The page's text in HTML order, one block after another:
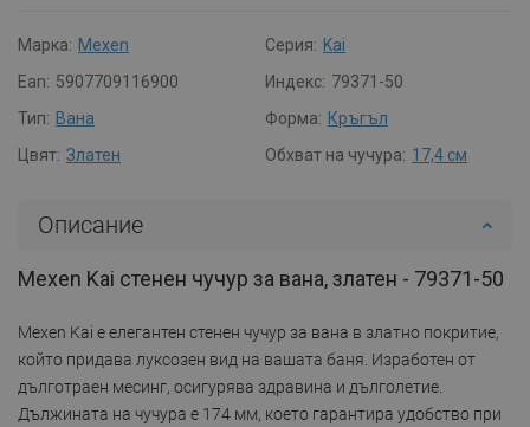
Марка: Mexen Серия: Kai
Ean: 5907709116900 Индекс: 79371-50
Тип: Вана Форма: Кръгъл
Цвят: Златен Обхват на чучура: 17,4 см
Описание
Mexen Kai стенен чучур за вана, златен - 79371-50
Mexen Kai е елегантен стенен чучур за вана в златно покритие,
който придава луксозен вид на вашата баня. Изработен от
дълготраен месинг, осигурява здравина и дълголетие.
Дължината на чучура е 174 мм, което гарантира удобство при